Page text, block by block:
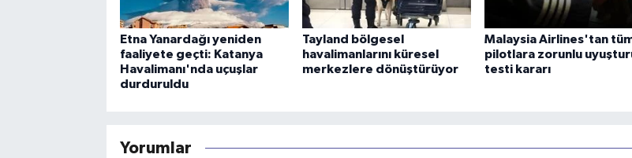
Etna Yanardağı yeniden
faaliyete geçti: Katanya
Havalimanı'nda uçuşlar
durduruldu
Tayland bölgesel
havalimanlarını küresel
merkezlere dönüştürüyor
Malaysia Airlines'tan
pilotlara zorunlu
testi kararı
Yorumlar